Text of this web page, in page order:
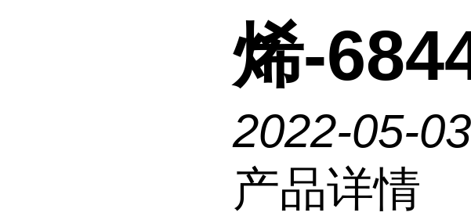
烯-
2022-05-03
产品详情